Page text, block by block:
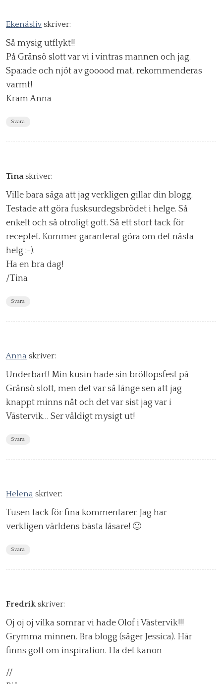
Ekenäsliv skriver:
Så mysig utflykt!!
På Gränsö slott var vi i vintras mannen och jag.
Spa:ade och njöt av gooood mat, rekommenderas
varmt!
Kram Anna
Svara
Tina skriver:
Ville bara säga att jag verkligen gillar din blogg.
Testade att göra fusksurdegsbrödet i helge. Så
enkelt och så otroligt gott. Så ett stort tack för
receptet. Kommer garanterat göra om det nästa
helg :-).
Ha en bra dag!
/Tina
Svara
Anna skriver:
Underbart! Min kusin hade sin bröllopsfest på
Gränsö slott, men det var så länge sen att jag
knappt minns nåt och det var sist jag var i
Västervik… Ser väldigt mysigt ut!
Svara
Helena skriver:
Tusen tack för fina kommentarer. Jag har
verkligen världens bästa läsare! 🙂
Svara
Fredrik skriver:
Oj oj oj vilka somrar vi hade Olof i Västervik!!!
Grymma minnen. Bra blogg (säger Jessica). Här
finns gott om inspiration. Ha det kanon
//